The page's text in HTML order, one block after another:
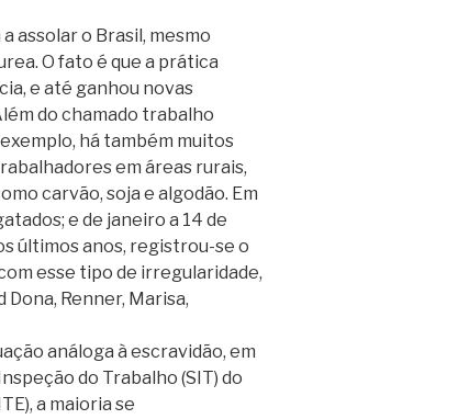
assolar o Brasil, mesmo
O fato é que a prática
e até ganhou novas
do chamado trabalho
há também muitos
em áreas rurais,
carvão, soja e algodão. Em
e de janeiro a 14 de
últimos anos, registrou-se o
esse tipo de irregularidade,
Renner, Marisa,
análoga à escravidão, em
do Trabalho (SIT) do
a maioria se